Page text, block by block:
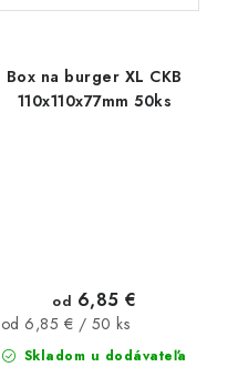
Box na burger XL CKB
110x110x77mm 50ks
Skladom u dodávateľa
od 6,85 €
Jednotková
cena:
od 6,85 € / 50 ks